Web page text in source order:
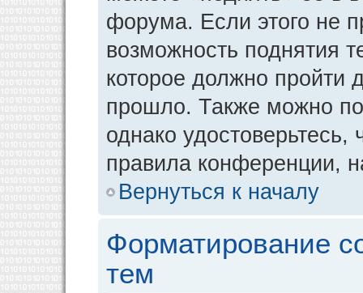
форума. Если этого не
возможность поднятия
которое должно пройти
прошло. Также можно
однако
правила конференции,
Вернуться к началу
Форматирование
тем